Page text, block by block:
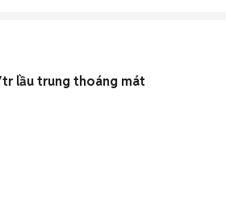
thuê nhanh căn 2pn2wc, có máy lạnh giá 7tr lầu trung thoáng mát